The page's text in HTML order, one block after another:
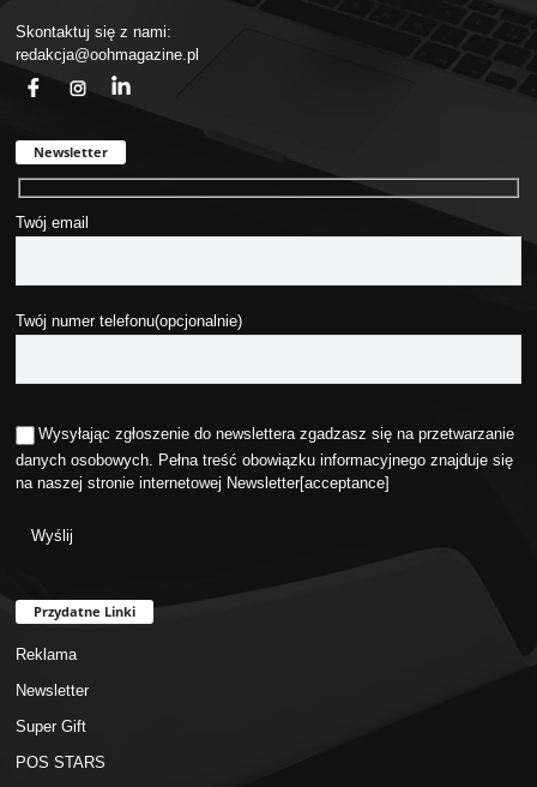
Skontaktuj się z nami:
redakcja@oohmagazine.pl
Newsletter
Twój email
Twój numer telefonu(opcjonalnie)
Wysyłając zgłoszenie do newslettera zgadzasz się na przetwarzanie
danych osobowych. Pełna treść obowiązku informacyjnego znajduje się
na naszej stronie internetowej Newsletter[acceptance]
Przydatne Linki
Reklama
Newsletter
Super Gift
POS STARS